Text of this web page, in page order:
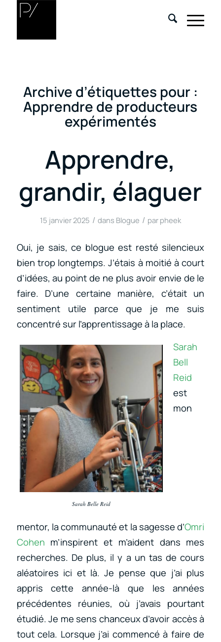
Archive d’étiquettes pour :
Apprendre de producteurs
expérimentés
Apprendre,
grandir, élaguer
15 janvier 2025 / dans Blogue / par pheek
Oui, je sais, ce blogue est resté silencieux
bien trop longtemps. J’étais à moitié à court
d’idées, au point de ne plus avoir envie de le
faire. D’une certaine manière, c’était un
sentiment utile parce que je me suis
concentré sur l’apprentissage à la place.
Sarah Belle Reid
Sarah
Bell
Reid
est
mon
mentor, la communauté et la sagesse d’Omri
Cohen m’inspirent et m’aident dans mes
recherches. De plus, il y a un tas de cours
aléatoires ici et là. Je pense que j’ai plus
appris cette année-là que les années
précédentes réunies, où j’avais pourtant
étudié. Je me sens chanceux d’avoir accès à
tout cela. Lorsque j’ai commencé à faire de